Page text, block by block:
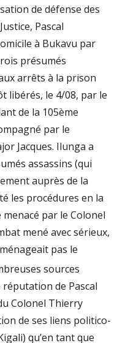
de défense des
Pascal
à Bukavu par
présumés
arrêts à la prison
libérés, le 4/08, par le
de la 105ème
par le
Jacques. Ilunga a
assassins (qui
auprès de la
les procédures en la
par le Colonel
mené avec sérieux,
pas le
sources
réputation de Pascal
Colonel Thierry
de ses liens politico-
qu’en tant que